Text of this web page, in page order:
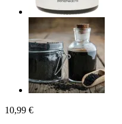
10,99 €